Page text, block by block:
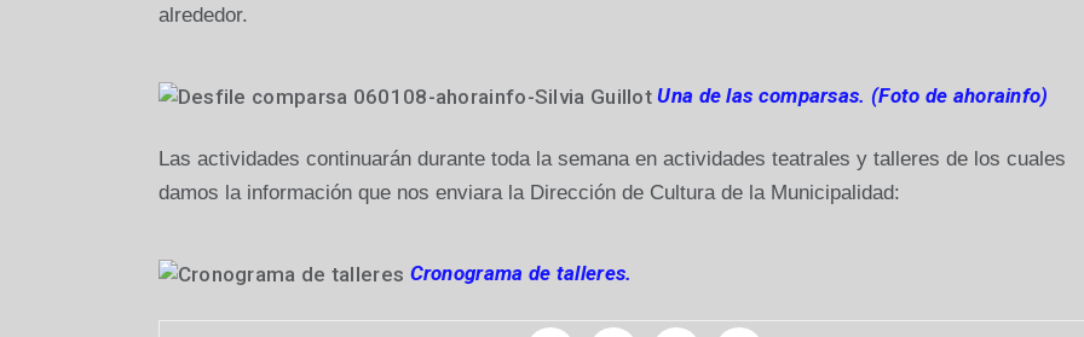
alrededor.
Una de las comparsas. (Foto de ahorainfo)
Las actividades continuarán durante toda la semana en actividades teatrales y talleres de los cuales
damos la información que nos enviara la Dirección de Cultura de la Municipalidad:
Cronograma de talleres.